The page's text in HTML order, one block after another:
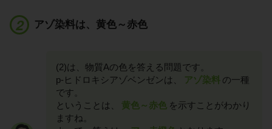
アゾ染料は、黄色～赤色
(2)は、物質Aの色を答える問題です。
p-ヒドロキシアゾベンゼンは、
アゾ染料 の一種
です。
ということは、
黄色～赤色 を示すことがわかり
ますね。